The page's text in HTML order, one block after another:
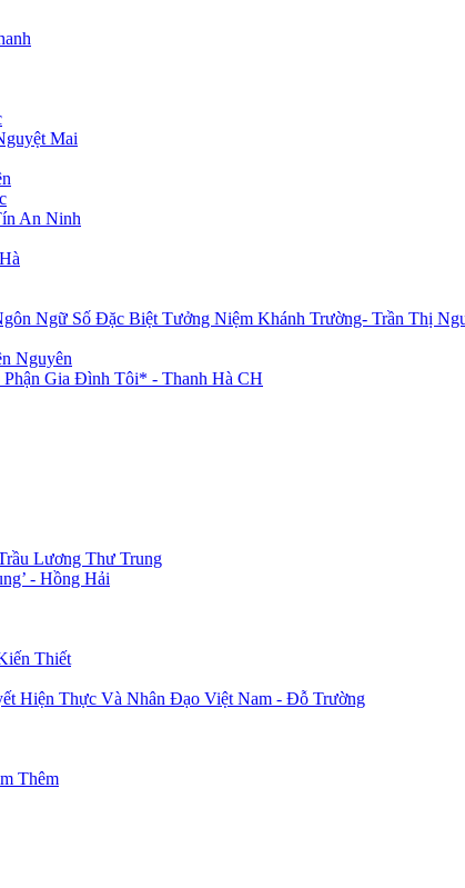
Mai
An Ninh
Ngữ Số Đặc Biệt Tưởng Niệm Khánh Trường- Trần Thị
Nguyên
Gia Đình Tôi* - Thanh Hà CH
Lương Thư Trung
- Hồng Hải
Thiết
Hiện Thực Và Nhân Đạo Việt Nam - Đỗ Trường
Thêm